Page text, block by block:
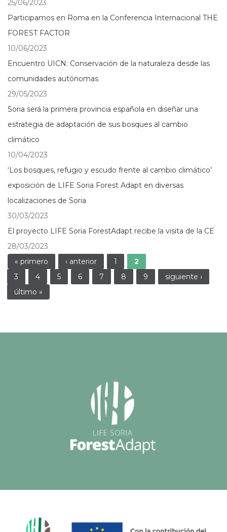
25/06/2023
Participamos en Roma en la Conferencia Internacional THE
FOREST FACTOR
10/06/2023
Encuentro UICN: Conservación de la naturaleza desde las
comunidades autónomas
29/05/2023
Soria será la primera provincia española en diseñar una
estrategia de adaptación de sus bosques al cambio
climático
10/04/2023
‘Los bosques, refugio y escudo frente al cambio climático’
exposición de LIFE Soria Forest Adapt en diversas
localizaciones de Soria
30/03/2023
El proyecto LIFE Soria ForestAdapt recibe la visita de la CE
28/03/2023
Páginas
« primero ‹ anterior 1
2
3
4 5 6 7 8 9
siguiente ›
último »